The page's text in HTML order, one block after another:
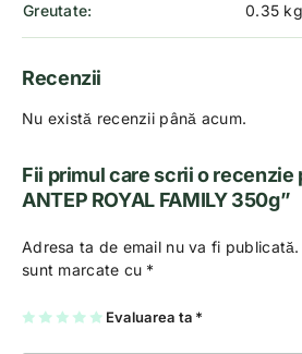
Greutate 0.35 kg
Recenzii
Nu există recenzii până acum.
Fii primul care scrii o recenzie
ANTEP ROYAL FAMILY 350g”
Adresa ta de email nu va fi publicată.
sunt marcate cu *
Evaluarea ta *
U 2 3
4 5